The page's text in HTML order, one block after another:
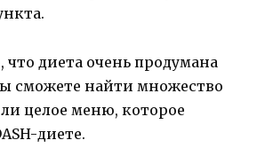
что диета очень продумана
сможете найти множество
целое меню, которое
диете.